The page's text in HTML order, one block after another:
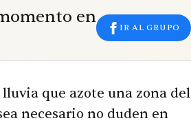
en
IR AL GRUPO
que azote una zona del
necesario no duden en